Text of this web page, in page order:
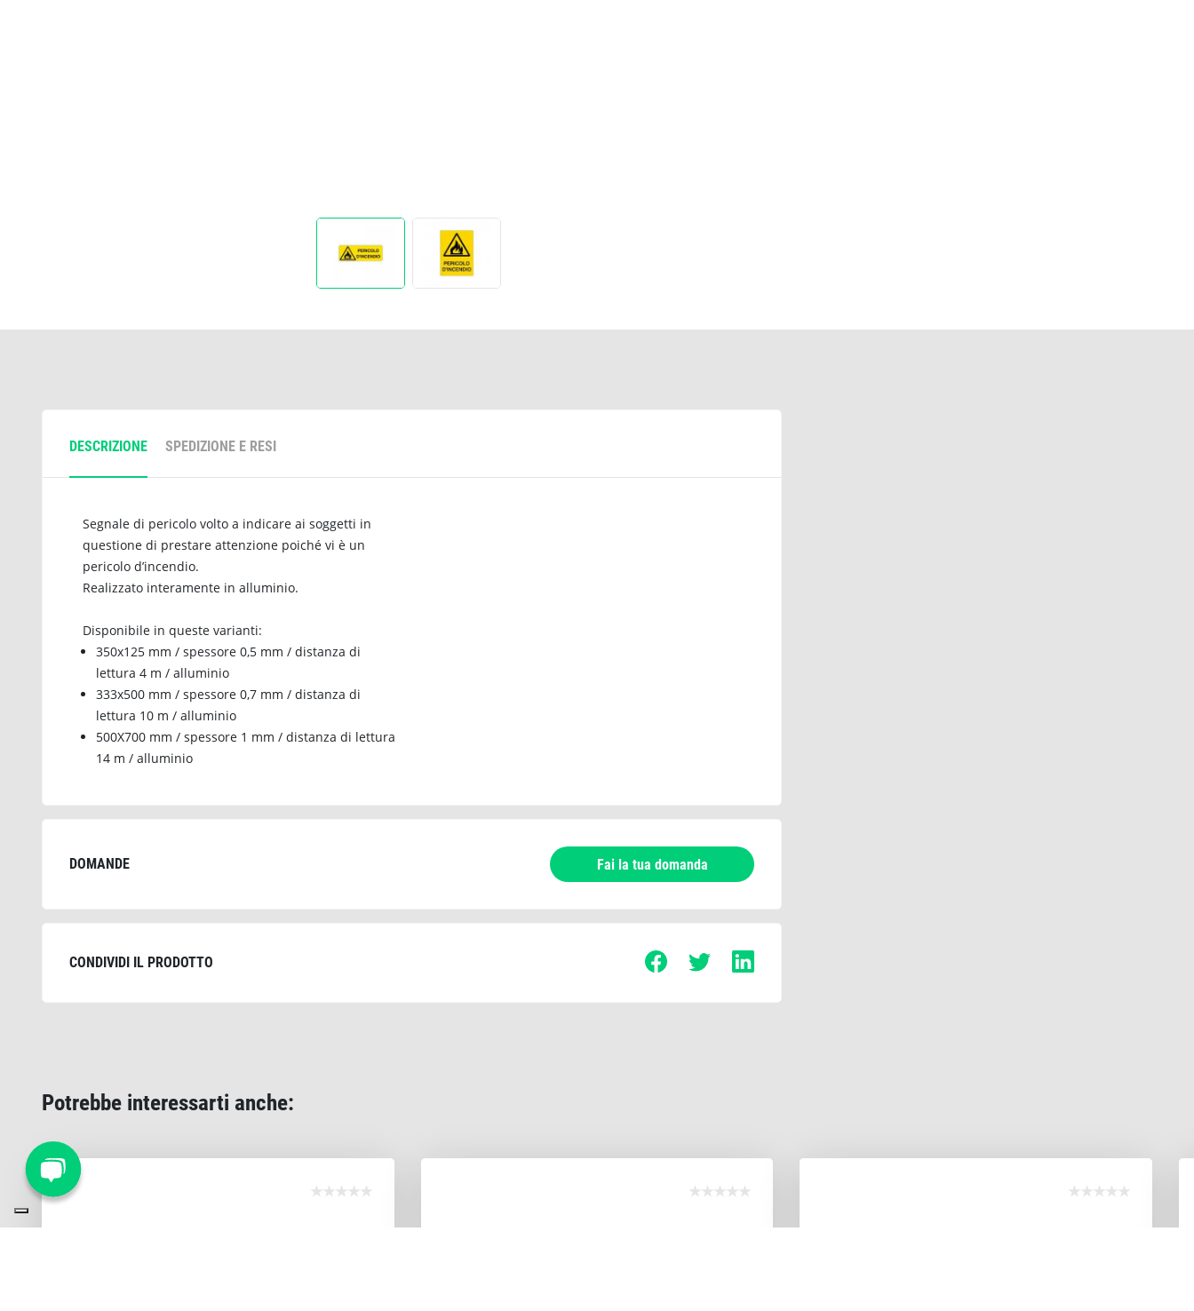
DESCRIZIONE SPEDIZIONE E RESI
Segnale di pericolo volto a indicare ai soggetti in
questione di prestare attenzione poiché vi è un
pericolo d’incendio.
Realizzato interamente in alluminio.
Disponibile in queste varianti:
350x125 mm / spessore 0,5 mm / distanza di
lettura 4 m / alluminio
333x500 mm / spessore 0,7 mm / distanza di
lettura 10 m / alluminio
500X700 mm / spessore 1 mm / distanza di lettura
14 m / alluminio
DOMANDE Fai la tua domanda
CONDIVIDI IL PRODOTTO
Potrebbe interessarti anche: